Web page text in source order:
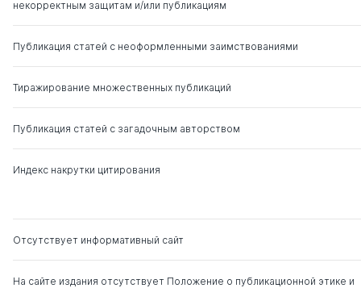
некорректным защитам и/или публикациям
Публикация статей с неоформленными заимствованиями
Тиражирование множественных публикаций
Публикация статей с загадочным авторством
Индекс накрутки цитирования
Отсутствует информативный сайт
На сайте издания отсутствует Положение о публикационной этике и